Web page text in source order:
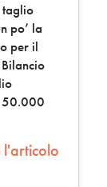
taglio
po’ la
per il
50.000
l'articolo